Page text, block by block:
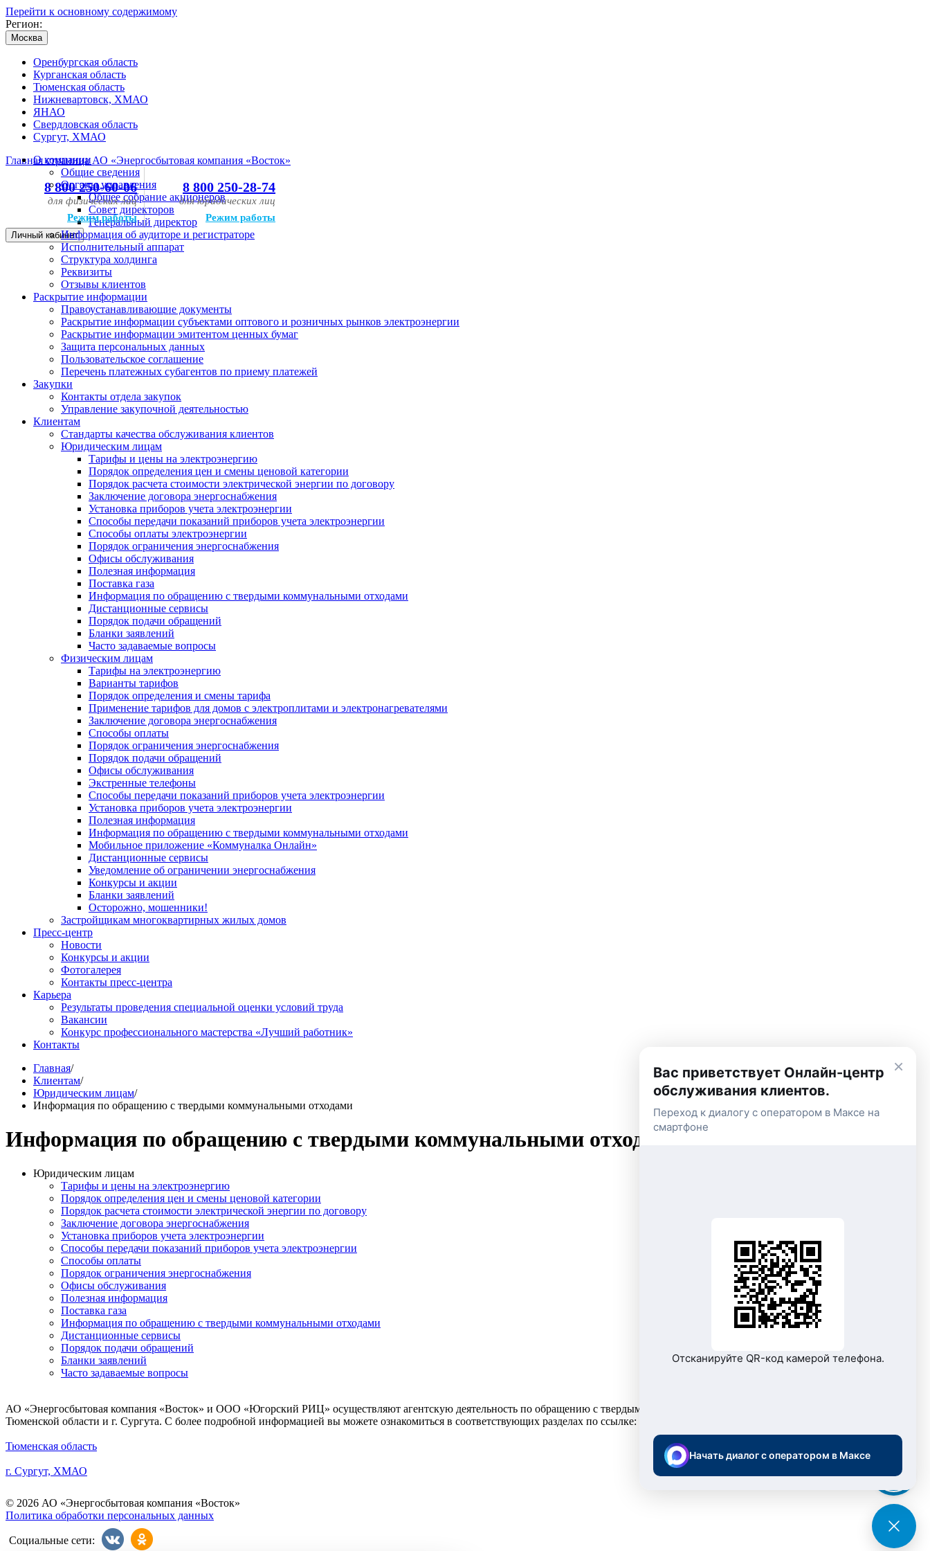
Перейти к основному содержимому
Регион:
Москва
Оренбургская область
Курганская область
Тюменская область
Нижневартовск, ХМАО
ЯНАО
Свердловская область
Сургут, ХМАО
Главная страница АО «Энергосбытовая компания «Восток»
8 800 250-60-06
для физических лиц
Режим работы
8 800 250-28-74
для юридических лиц
Режим работы
Личный кабинет
О компании
Общие сведения
Органы управления
Общее собрание акционеров
Совет директоров
Генеральный директор
Информация об аудиторе и регистраторе
Исполнительный аппарат
Структура холдинга
Реквизиты
Отзывы клиентов
Раскрытие информации
Правоустанавливающие документы
Раскрытие информации субъектами оптового и розничных рынков электроэнергии
Раскрытие информации эмитентом ценных бумаг
Защита персональных данных
Пользовательское соглашение
Перечень платежных субагентов по приему платежей
Закупки
Контакты отдела закупок
Управление закупочной деятельностью
Клиентам
Стандарты качества обслуживания клиентов
Юридическим лицам
Тарифы и цены на электроэнергию
Порядок определения цен и смены ценовой категории
Порядок расчета стоимости электрической энергии по договору
Заключение договора энергоснабжения
Установка приборов учета электроэнергии
Способы передачи показаний приборов учета электроэнергии
Способы оплаты электроэнергии
Порядок ограничения энергоснабжения
Офисы обслуживания
Полезная информация
Поставка газа
Информация по обращению с твердыми коммунальными отходами
Дистанционные сервисы
Порядок подачи обращений
Бланки заявлений
Часто задаваемые вопросы
Физическим лицам
Тарифы на электроэнергию
Варианты тарифов
Порядок определения и смены тарифа
Применение тарифов для домов с электроплитами и электронагревателями
Заключение договора энергоснабжения
Способы оплаты
Порядок ограничения энергоснабжения
Порядок подачи обращений
Офисы обслуживания
Экстренные телефоны
Способы передачи показаний приборов учета электроэнергии
Установка приборов учета электроэнергии
Полезная информация
Информация по обращению с твердыми коммунальными отходами
Мобильное приложение «Коммуналка Онлайн»
Дистанционные сервисы
Уведомление об ограничении энергоснабжения
Конкурсы и акции
Бланки заявлений
Осторожно, мошенники!
Застройщикам многоквартирных жилых домов
Пресс-центр
Новости
Конкурсы и акции
Фотогалерея
Контакты пресс-центра
Карьера
Результаты проведения специальной оценки условий труда
Вакансии
Конкурс профессионального мастерства «Лучший работник»
Контакты
Главная/
Клиентам/
Юридическим лицам/
Информация по обращению с твердыми коммунальными отходами
Информация по обращению с твердыми коммунальными отходами
Юридическим лицам
Тарифы и цены на электроэнергию
Порядок определения цен и смены ценовой категории
Порядок расчета стоимости электрической энергии по договору
Заключение договора энергоснабжения
Установка приборов учета электроэнергии
Способы передачи показаний приборов учета электроэнергии
Способы оплаты
Порядок ограничения энергоснабжения
Офисы обслуживания
Полезная информация
Поставка газа
Информация по обращению с твердыми коммунальными отходами
Дистанционные сервисы
Порядок подачи обращений
Бланки заявлений
Часто задаваемые вопросы
АО «Энергосбытовая компания «Восток» и ООО «Югорский РИЦ» осуществляют агентскую деятельность по обращению с твердыми коммунальными отходами (ТКО) на территории
Тюменской области и г. Сургута. С более подробной информацией вы можете ознакомиться в соответствующих разделах по ссылке:
Тюменская область
г. Сургут, ХМАО
© 2026 АО «Энергосбытовая компания «Восток»
Политика обработки персональных данных
Социальные сети:
×
Вас приветствует Онлайн-центр
обслуживания клиентов.
Переход к диалогу с оператором в Максе на
смартфоне
Отсканируйте QR-код камерой телефона.
Начать диалог с оператором в Максе